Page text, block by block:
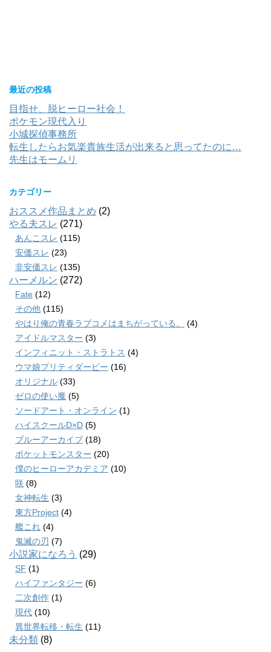
最近の投稿
目指せ、脱ヒーロー社会！
ポケモン現代入り
小城探偵事務所
転生したらお気楽貴族生活が出来ると思ってたのに…
先生はモームリ
カテゴリー
おススメ作品まとめ (2)
やる夫スレ (271)
あんこスレ (115)
安価スレ (23)
非安価スレ (135)
ハーメルン (272)
Fate (12)
その他 (115)
やはり俺の青春ラブコメはまちがっている。
(4)
アイドルマスター (3)
インフィニット・ストラトス (4)
ウマ娘プリティダービー (16)
オリジナル (33)
ゼロの使い魔 (5)
ソードアート・オンライン (1)
ハイスクールD×D (5)
ブルーアーカイブ (18)
ポケットモンスター (20)
僕のヒーローアカデミア (10)
咲 (8)
女神転生 (3)
東方Project (4)
艦これ (4)
鬼滅の刃 (7)
小説家になろう (29)
SF (1)
ハイファンタジー (6)
二次創作 (1)
現代 (10)
異世界転移・転生 (11)
未分類 (8)